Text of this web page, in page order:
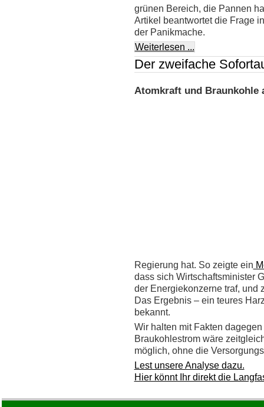
grünen Bereich, die Pannen
Artikel beantwortet die Frage
der Panikmache.
Weiterlesen ...
Der zweifache
Atomkraft und Braunkohle
Regierung hat. So zeigte ein
dass sich Wirtschaftsminister
der Energiekonzerne traf, und
Das Ergebnis – ein teures
bekannt.
Wir halten mit Fakten
Braukohlestrom wäre
möglich, ohne die
Lest unsere Analyse dazu.
Hier könnt Ihr direkt die